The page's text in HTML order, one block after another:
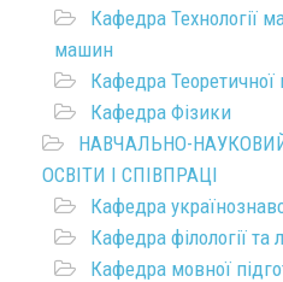
Кафедра Технології
машин
Кафедра Теоретичної
Кафедра Фізики
НАВЧАЛЬНО-
ОСВІТИ І СПІВПРАЦІ
Кафедра
Кафедра філології та
Кафедра мовної